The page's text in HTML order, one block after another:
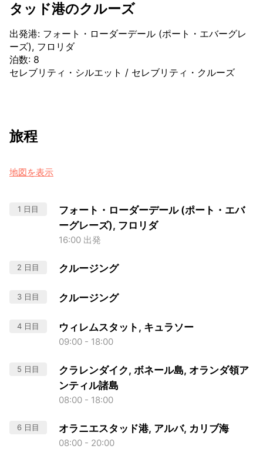
タッド港のクルーズ
出発港: フォート・ローダーデール (ポート・エバーグレ
ーズ), フロリダ
泊数: 8
セレブリティ・シルエット / セレブリティ・クルーズ
旅程
地図を表示
1 日目
フォート・ローダーデール (ポート・エバ
ーグレーズ), フロリダ
16:00 出発
2 日目 クルージング
3 日目 クルージング
4 日目 ウィレムスタット, キュラソー
09:00 - 18:00
5 日目
クラレンダイク, ボネール島, オランダ領ア
ンティル諸島
08:00 - 18:00
6 日目 オラニエスタッド港, アルバ, カリブ海
08:00 - 20:00